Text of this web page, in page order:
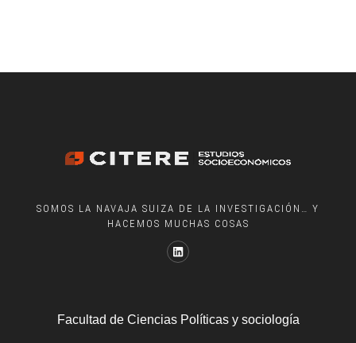
SOMOS LA NAVAJA SUIZA DE LA INVESTIGACIÓN… Y
HACEMOS MUCHAS COSAS
Facultad de Ciencias Políticas y sociología